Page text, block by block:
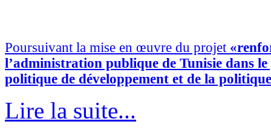
Poursuivant la mise en œuvre du projet
l’administration publique de Tunisie dans
politique de développement et de la
Lire la suite...